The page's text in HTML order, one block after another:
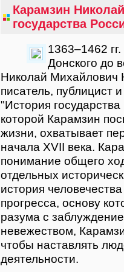
Карамзин
государства
1363–1462
Донского до
Николай Михайлович
писатель, публицист
"История
которой Карамзин
жизни, охватывает
начала XVII века.
понимание общего
отдельных
история
прогресса, основу
разума с
невежеством,
чтобы наставлять
деятельности.